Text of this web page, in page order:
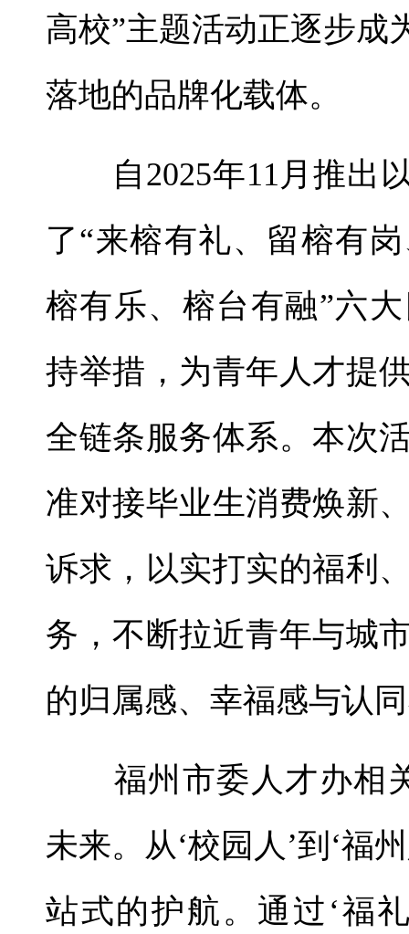
高校”主题活动正逐步成
落地的品牌化载体。
自2025年11月推出以
了“来榕有礼、留榕有
榕有乐、榕台有融”六
持举措，为青年人才提
全链条服务体系。本次
准对接毕业生消费焕新
诉求，以实打实的福利
务，不断拉近青年与城
的归属感、幸福感与认
福州市委人才办相关
未来。从‘校园人’到‘福
站式的护航。通过‘福